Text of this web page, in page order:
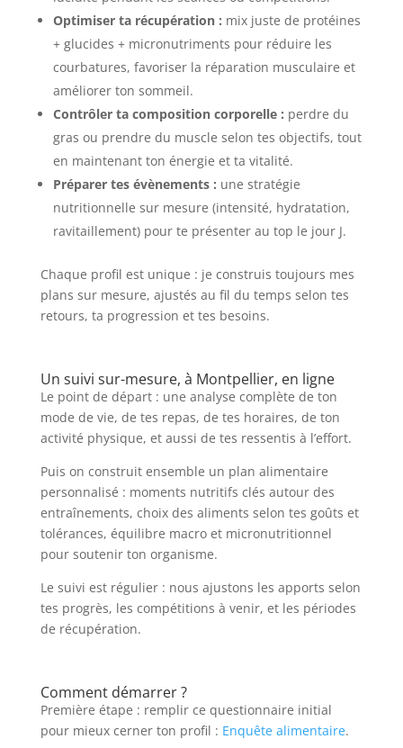
Optimiser ta récupération : mix juste de protéines
+ glucides + micronutriments pour réduire les
courbatures, favoriser la réparation musculaire et
améliorer ton sommeil.
Contrôler ta composition corporelle : perdre du
gras ou prendre du muscle selon tes objectifs, tout
en maintenant ton énergie et ta vitalité.
Préparer tes évènements : une stratégie
nutritionnelle sur mesure (intensité, hydratation,
ravitaillement) pour te présenter au top le jour J.
Chaque profil est unique : je construis toujours mes
plans sur mesure, ajustés au fil du temps selon tes
retours, ta progression et tes besoins.
Un suivi sur-mesure, à Montpellier, en ligne
Le point de départ : une analyse complète de ton
mode de vie, de tes repas, de tes horaires, de ton
activité physique, et aussi de tes ressentis à l’effort.
Puis on construit ensemble un plan alimentaire
personnalisé : moments nutritifs clés autour des
entraînements, choix des aliments selon tes goûts et
tolérances, équilibre macro et micronutritionnel
pour soutenir ton organisme.
Le suivi est régulier : nous ajustons les apports selon
tes progrès, les compétitions à venir, et les périodes
de récupération.
Comment démarrer ?
Première étape : remplir ce questionnaire initial
pour mieux cerner ton profil : Enquête alimentaire.